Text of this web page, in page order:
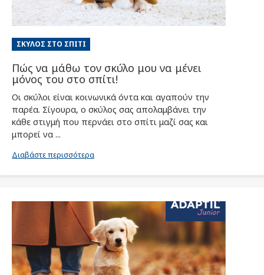
ΣΚΎΛΟΣ ΣΤΟ ΣΠΊΤΙ
Πώς να μάθω τον σκύλο μου να μένει
μόνος του στο σπίτι!
Οι σκύλοι είναι κοινωνικά όντα και αγαπούν την
παρέα. Σίγουρα, ο σκύλος σας απολαμβάνει την
κάθε στιγμή που περνάει στο σπίτι μαζί σας και
μπορεί να ...
Διαβάστε περισσότερα